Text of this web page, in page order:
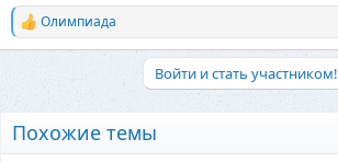
Р
е
и
и
:
Олимпиада
Войти и стать участником!
Похожие темы